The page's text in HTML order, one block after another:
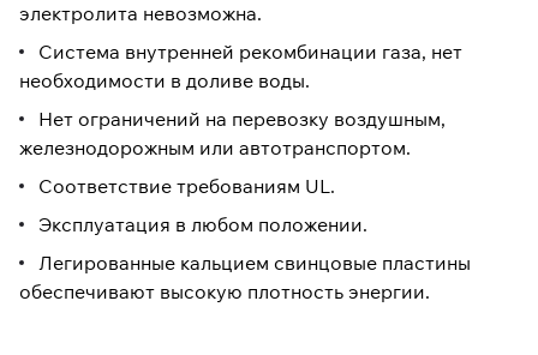
электролита невозможна.
Система внутренней рекомбинации газа, нет
необходимости в доливе воды.
Нет ограничений на перевозку воздушным,
железнодорожным или автотранспортом.
Соответствие требованиям UL.
Эксплуатация в любом положении.
Легированные кальцием свинцовые пластины
обеспечивают высокую плотность энергии.